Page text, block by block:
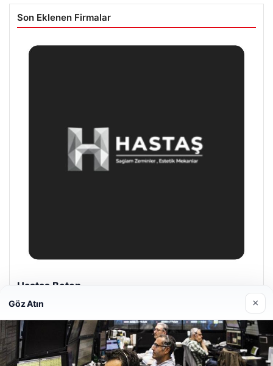
Son Eklenen Firmalar
Enes Kaplan Avukatlık Bürosu
28/04/2026
Göz Atın ×